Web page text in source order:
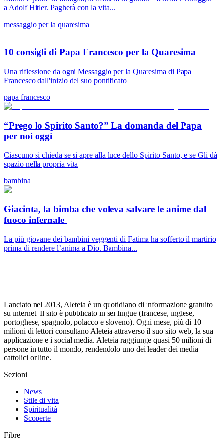
a Adolf Hitler. Pagherà con la vita...
messaggio per la quaresima
10 consigli di Papa Francesco per la Quaresima
Una riflessione da ogni Messaggio per la Quaresima di Papa
Francesco dall'inizio del suo pontificato
papa francesco
“Prego lo Spirito Santo?” La domanda del Papa
per noi oggi
Ciascuno si chieda se si apre alla luce dello Spirito Santo, e se Gli dà
spazio nella propria vita
bambina
Giacinta, la bimba che voleva salvare le anime dal
fuoco infernale
La più giovane dei bambini veggenti di Fatima ha sofferto il martirio
prima di rendere l’anima a Dio. Bambina...
Lanciato nel 2013, Aleteia è un quotidiano di informazione gratuito
su internet. Il sito è pubblicato in sei lingue (francese, inglese,
portoghese, spagnolo, polacco e sloveno). Ogni mese, più di 10
milioni di lettori consultano Aleteia attraverso il suo sito web, la sua
applicazione e i social media. Aleteia raggiunge quasi 50 milioni di
persone in tutto il mondo, rendendolo uno dei leader dei media
cattolici online.
Sezioni
News
Stile di vita
Spiritualità
Scoperte
Fibre